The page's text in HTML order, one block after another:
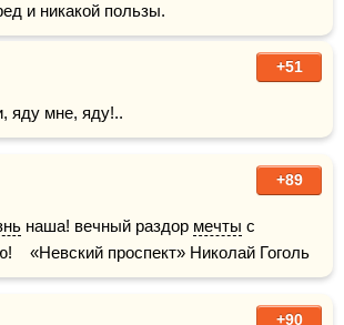
и никакой пользы.
+51
+89
наша! вечный раздор мечты с
«Невский проспект» Николай Гоголь
+90